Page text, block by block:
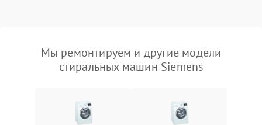
Мы ремонтируем и другие модели
стиральных машин Siemens